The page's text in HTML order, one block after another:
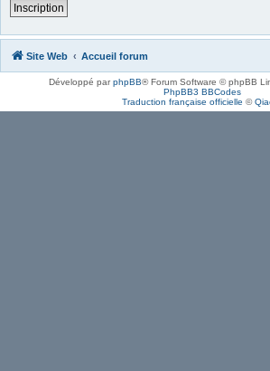
Inscription
Site Web Accueil forum
Développé parphpBB® Forum Software © phpBB
PhpBB3 BBCodes
Traduction française officielle ©